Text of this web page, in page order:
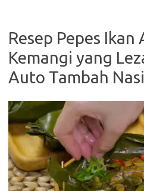
Resep Pepes Ikan
Kemangi yang
Auto Tambah